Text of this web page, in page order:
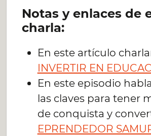
Notas y enlaces de
charla:
En este artículo
INVERTIR EN
En este episodio
las claves para tener
de conquista y
EPRENDEDOR